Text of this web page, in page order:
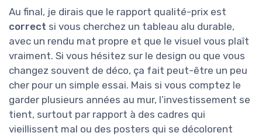
Au final, je dirais que le rapport qualité-prix est
correct si vous cherchez un tableau alu durable,
avec un rendu mat propre et que le visuel vous plaît
vraiment. Si vous hésitez sur le design ou que vous
changez souvent de déco, ça fait peut-être un peu
cher pour un simple essai. Mais si vous comptez le
garder plusieurs années au mur, l’investissement se
tient, surtout par rapport à des cadres qui
vieillissent mal ou des posters qui se décolorent